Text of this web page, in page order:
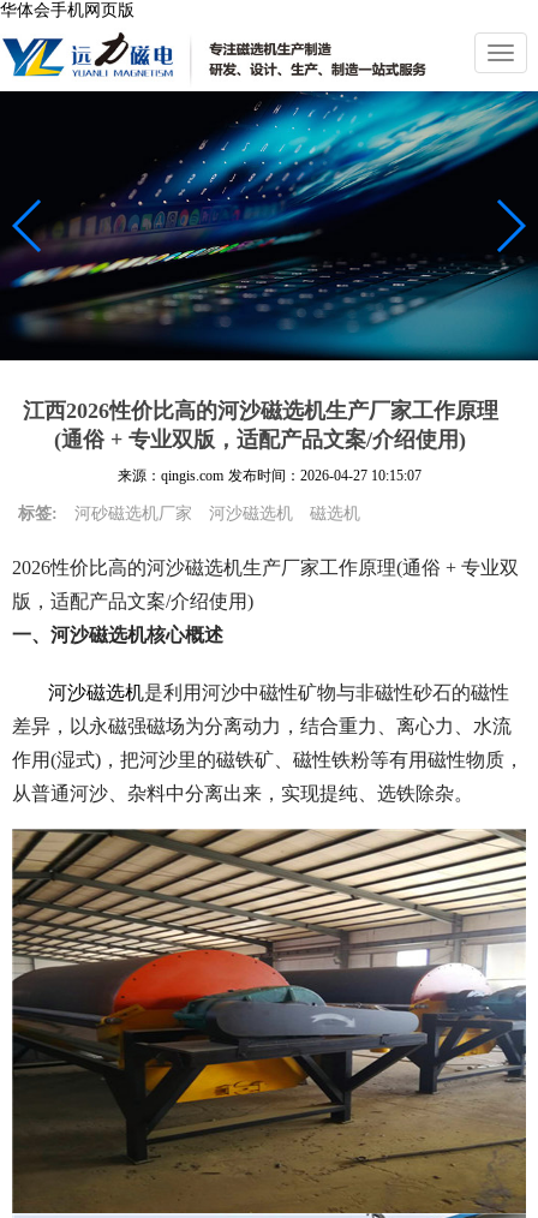
华体会手机网页版
切
换
导
航
江西2026性价比高的河沙磁选机生产厂家工作原理
(通俗 + 专业双版，适配产品文案/介绍使用)
来源：qingis.com 发布时间： 2026-04-27 10:15:07
标签: 河砂磁选机厂家 河沙磁选机 磁选机
2026性价比高的河沙磁选机生产厂家工作原理(通俗 + 专业双
版，适配产品文案/介绍使用)
一、河沙磁选机核心概述
河沙磁选机是利用河沙中磁性矿物与非磁性砂石的磁性
差异，以永磁强磁场为分离动力，结合重力、离心力、水流
作用(湿式)，把河沙里的磁铁矿、磁性铁粉等有用磁性物质，
从普通河沙、杂料中分离出来，实现提纯、选铁除杂。